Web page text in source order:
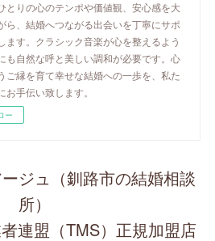
とりの心のテンポや価値観、安心感を大
ら、結婚へつながる出会いを丁寧にサポ
ます。クラシック音楽が心を整えるよう
も自然な呼と美しい調和が必要です。心
ご縁を育て幸せな結婚への一歩を、私た
お手伝い致します。
ー
ジュ（釧路市の結婚相談
所）
連盟（TMS）正規加盟店